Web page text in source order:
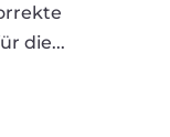
die...